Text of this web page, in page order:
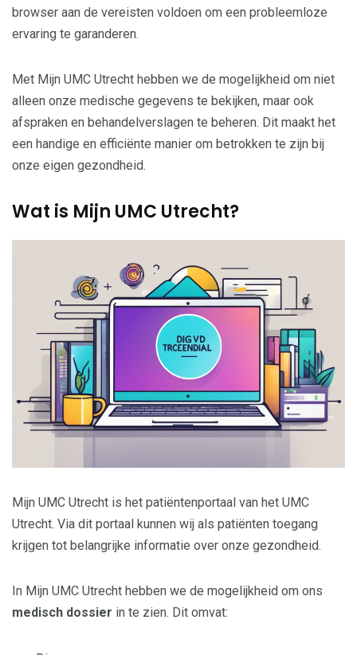
browser aan de vereisten voldoen om een probleemloze
ervaring te garanderen.
Met Mijn UMC Utrecht hebben we de mogelijkheid om niet
alleen onze medische gegevens te bekijken, maar ook
afspraken en behandelverslagen te beheren. Dit maakt het
een handige en efficiënte manier om betrokken te zijn bij
onze eigen gezondheid.
Wat is Mijn UMC Utrecht?
Mijn UMC Utrecht is het patiëntenportaal van het UMC
Utrecht. Via dit portaal kunnen wij als patiënten toegang
krijgen tot belangrijke informatie over onze gezondheid.
In Mijn UMC Utrecht hebben we de mogelijkheid om ons
medisch dossier in te zien. Dit omvat: